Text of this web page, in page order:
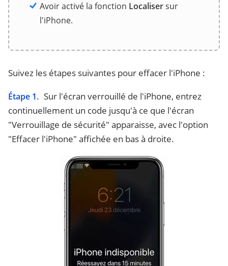
Avoir activé la fonction Localisersur
l'iPhone.
Suivez les étapes suivantes pour effacer l'iPhone :
Étape 1. Sur l'écran verrouillé de l'iPhone, entrez
continuellement un code jusqu'à ce que l'écran
"Verrouillage de sécurité" apparaisse, avec l'option
"Effacer l'iPhone" affichée en bas à droite.